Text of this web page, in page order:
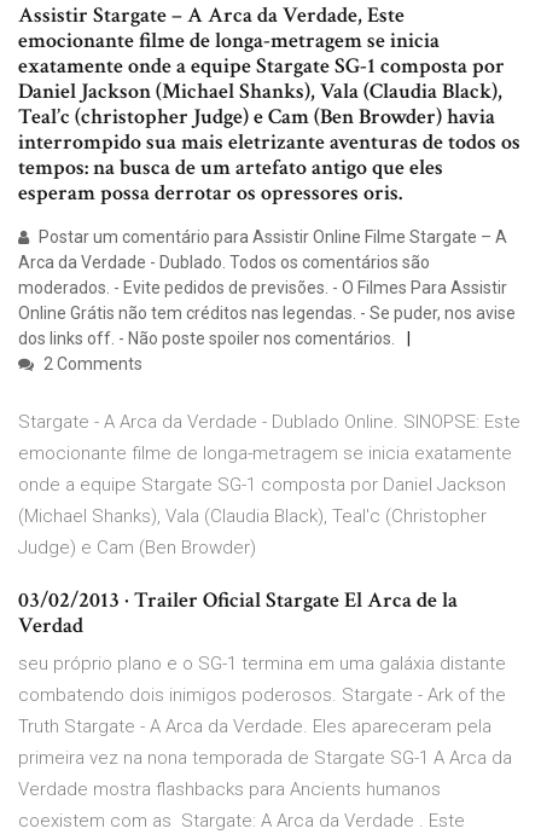
Assistir Stargate – A Arca da Verdade, Este
emocionante filme de longa-metragem se inicia
exatamente onde a equipe Stargate SG-1 composta por
Daniel Jackson (Michael Shanks), Vala (Claudia Black),
Teal’c (christopher Judge) e Cam (Ben Browder) havia
interrompido sua mais eletrizante aventuras de todos os
tempos: na busca de um artefato antigo que eles
esperam possa derrotar os opressores oris.
Postar um comentário para Assistir Online Filme Stargate – A
Arca da Verdade - Dublado. Todos os comentários são
moderados. - Evite pedidos de previsões. - O Filmes Para Assistir
Online Grátis não tem créditos nas legendas. - Se puder, nos avise
dos links off. - Não poste spoiler nos comentários.
2 Comments
Stargate - A Arca da Verdade - Dublado Online. SINOPSE: Este
emocionante filme de longa-metragem se inicia exatamente
onde a equipe Stargate SG-1 composta por Daniel Jackson
(Michael Shanks), Vala (Claudia Black), Teal'c (Christopher
Judge) e Cam (Ben Browder)
03/02/2013 · Trailer Oficial Stargate El Arca de la
Verdad
seu próprio plano e o SG-1 termina em uma galáxia distante
combatendo dois inimigos poderosos. Stargate - Ark of the
Truth Stargate - A Arca da Verdade. Eles apareceram pela
primeira vez na nona temporada de Stargate SG-1 A Arca da
Verdade mostra flashbacks para Ancients humanos
coexistem com as Stargate: A Arca da Verdade . Este